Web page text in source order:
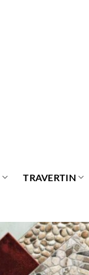
TRAVERTIN